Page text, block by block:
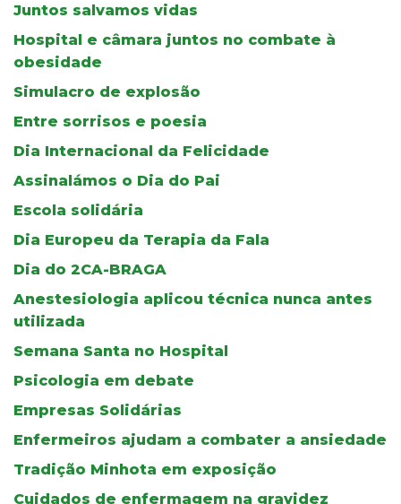
Juntos salvamos vidas
Hospital e câmara juntos no combate à
obesidade
Simulacro de explosão
Entre sorrisos e poesia
Dia Internacional da Felicidade
Assinalámos o Dia do Pai
Escola solidária
Dia Europeu da Terapia da Fala
Dia do 2CA-BRAGA
Anestesiologia aplicou técnica nunca antes
utilizada
Semana Santa no Hospital
Psicologia em debate
Empresas Solidárias
Enfermeiros ajudam a combater a ansiedade
Tradição Minhota em exposição
Cuidados de enfermagem na gravidez